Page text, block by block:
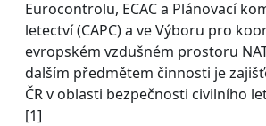
Eurocontrolu, ECAC a Plánovací
letectví (CAPC) a ve Výboru pro
evropském vzdušném prostoru
dalším předmětem činnosti je
ČR v oblasti bezpečnosti civilního
[1]